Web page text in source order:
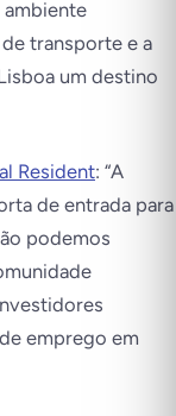
transporte e a
um destino
Resident: “A
de entrada para
podemos
emprego em